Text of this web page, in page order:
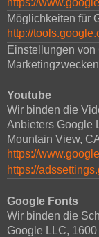
Möglichkeiten für
http://
Einstellungen
Youtube
Wir binden die
Anbieters Google
Mountain View,
https://
https://
Google Fonts
Wir binden die
Google LLC,